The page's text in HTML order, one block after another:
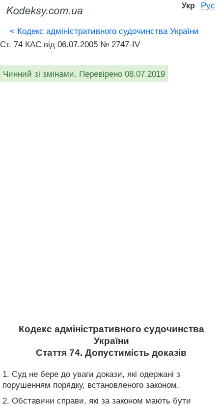
Укр Рус
< Кодекс адміністративного судочинства України
Ст. 74 КАС від 06.07.2005 № 2747-IV
Чинний зі змінами. Перевірено 08.07.2019
Кодекс адміністративного судочинства
України
Стаття 74. Допустимість доказів
1. Суд не бере до уваги докази, які одержані з
порушенням порядку, встановленого законом.
2. Обставини справи, які за законом мають бути